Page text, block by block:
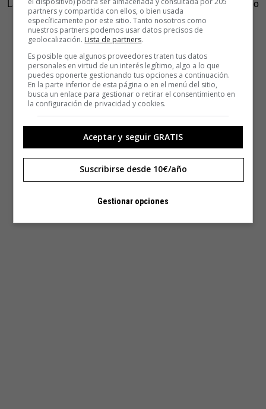
La elección fue la acertada. Pero Cavazzi dice que eso solo
fue evidente cuando Apalabrados comenzó a cosechar
buenos resultados (a día de hoy, más 2,5 millones de
descargas y l800.000 personas que juegan a diario).
“Las ideas sólo son grandes cuando se convierten en
realidad”.
partners y compartida con ellos, o bien usada
específicamente por este sitio. Tanto nosotros como
nuestros partners podemos usar datos precisos de
geolocalización. Lista de partners.
Es posible que algunos proveedores traten tus datos
personales en virtud de un interés legítimo, algo a lo que
puedes oponerte gestionando tus opciones a continuación.
En la parte inferior de esta página o en el menú del sitio,
busca un enlace para gestionar o retirar el consentimiento en
la configuración de privacidad y cookies.
Aceptar y seguir GRATIS
Suscribirse desde 10€/año
Gestionar opciones